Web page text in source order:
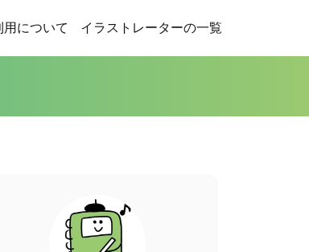
用について イラストレーターの一覧